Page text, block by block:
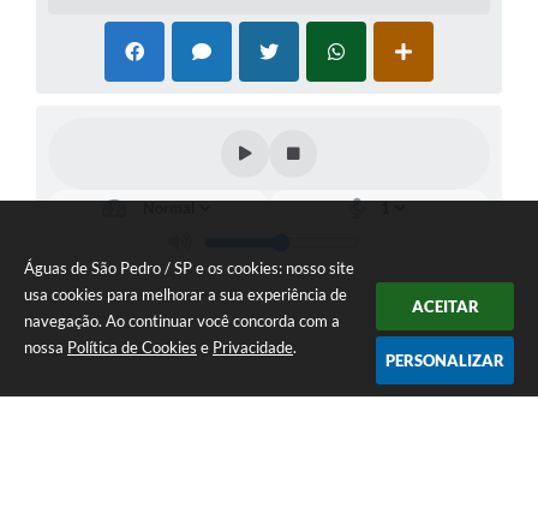
Águas de São Pedro / SP e os cookies: nosso site
usa cookies para melhorar a sua experiência de
navegação. Ao continuar você concorda com a
nossa Política de Cookies e Privacidade.
ACEITAR
PERSONALIZAR